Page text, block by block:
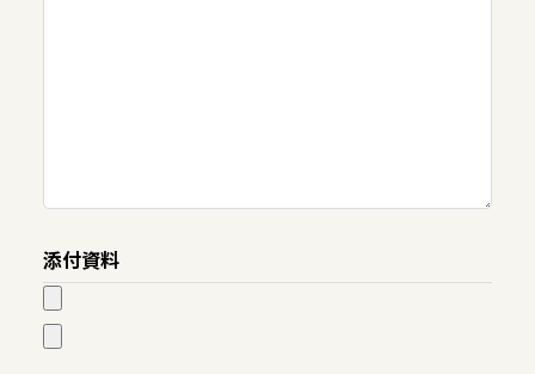
添付資料